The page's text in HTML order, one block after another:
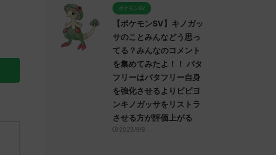
ポケモンSV
【ポケモンSV】キノガッ
サのことみんなどう思っ
てる？みんなのコメント
を集めてみたよ！！ バタ
フリーはバタフリー自身
を強化させるよりビビヨ
ンキノガッサをリストラ
させる方が評価上がる
2023/9/8